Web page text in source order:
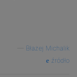
Błażej Michalik
źródło